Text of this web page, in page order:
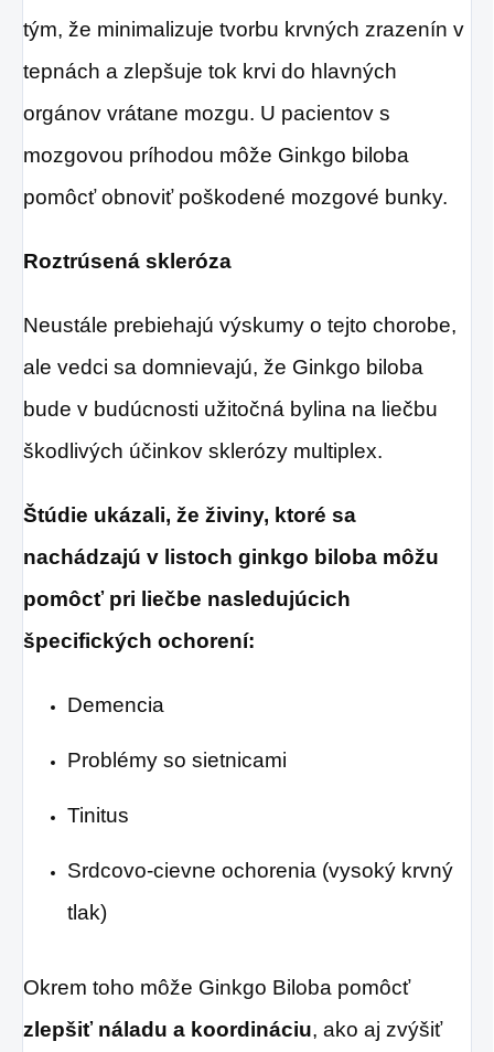
tým, že minimalizuje tvorbu krvných zrazenín v
tepnách a zlepšuje tok krvi do hlavných
orgánov vrátane mozgu. U pacientov s
mozgovou príhodou môže Ginkgo biloba
pomôcť obnoviť poškodené mozgové bunky.
Roztrúsená skleróza
Neustále prebiehajú výskumy o tejto chorobe,
ale vedci sa domnievajú, že Ginkgo biloba
bude v budúcnosti užitočná bylina na liečbu
škodlivých účinkov sklerózy multiplex.
Štúdie ukázali, že živiny, ktoré sa
nachádzajú v listoch ginkgo biloba môžu
pomôcť pri liečbe nasledujúcich
špecifických ochorení:
Demencia
Problémy so sietnicami
Tinitus
Srdcovo-cievne ochorenia (vysoký krvný
tlak)
Okrem toho môže Ginkgo Biloba pomôcť
zlepšiť náladu a koordináciu, ako aj zvýšiť